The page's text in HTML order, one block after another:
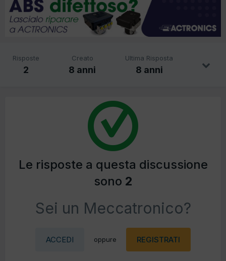
Risposte
2
Creato
8 anni
Ultima Risposta
8 anni
Le risposte a questa discussione
sono 2
Sei un Meccatronico?
ACCEDI oppure REGISTRATI